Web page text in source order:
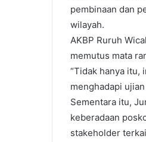
pembinaan dan
wilayah.
AKBP Ruruh
memutus mata
“Tidak hanya itu,
menghadapi
Sementara itu,
keberadaan
stakeholder